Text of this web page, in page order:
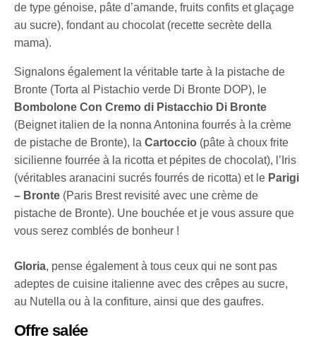
de type génoise, pâte d’amande, fruits confits et glaçage
au sucre), fondant au chocolat (recette secrète della
mama).
Signalons également la véritable tarte à la pistache de
Bronte (Torta al Pistachio verde Di Bronte DOP), le
Bombolone Con Cremo di Pistacchio Di Bronte
(Beignet italien de la nonna Antonina fourrés à la crème
de pistache de Bronte), laCartoccio (pâte à choux frite
sicilienne fourrée à la ricotta et pépites de chocolat), l’Iris
(véritables aranacini sucrés fourrés de ricotta) et le Parigi
– Bronte (Paris Brest revisité avec une crème de
pistache de Bronte). Une bouchée et je vous assure que
vous serez comblés de bonheur !
Gloria, pense également à tous ceux qui ne sont pas
adeptes de cuisine italienne avec des crêpes au sucre,
au Nutella ou à la confiture, ainsi que des gaufres.
Offre salée